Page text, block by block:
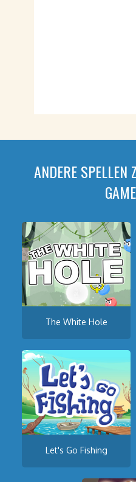
ANDERE SPELLEN
The White Hole
Let's Go Fishing